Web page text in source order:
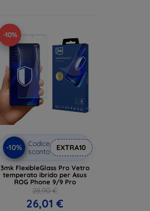
-10%
-10%
Codice
sconto
EXTRA10
3mk FlexibleGlass Pro Vetro
temperato ibrido per Asus
ROG Phone 9/9 Pro
28,90 €
26,01 €